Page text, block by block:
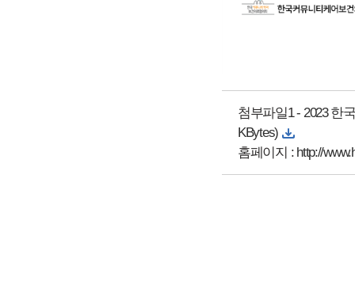
첨부파일1 - 2023 한
KBytes)
홈페이지 : http://